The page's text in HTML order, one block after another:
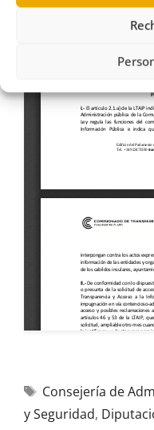
Consejería de
y Seguridad,